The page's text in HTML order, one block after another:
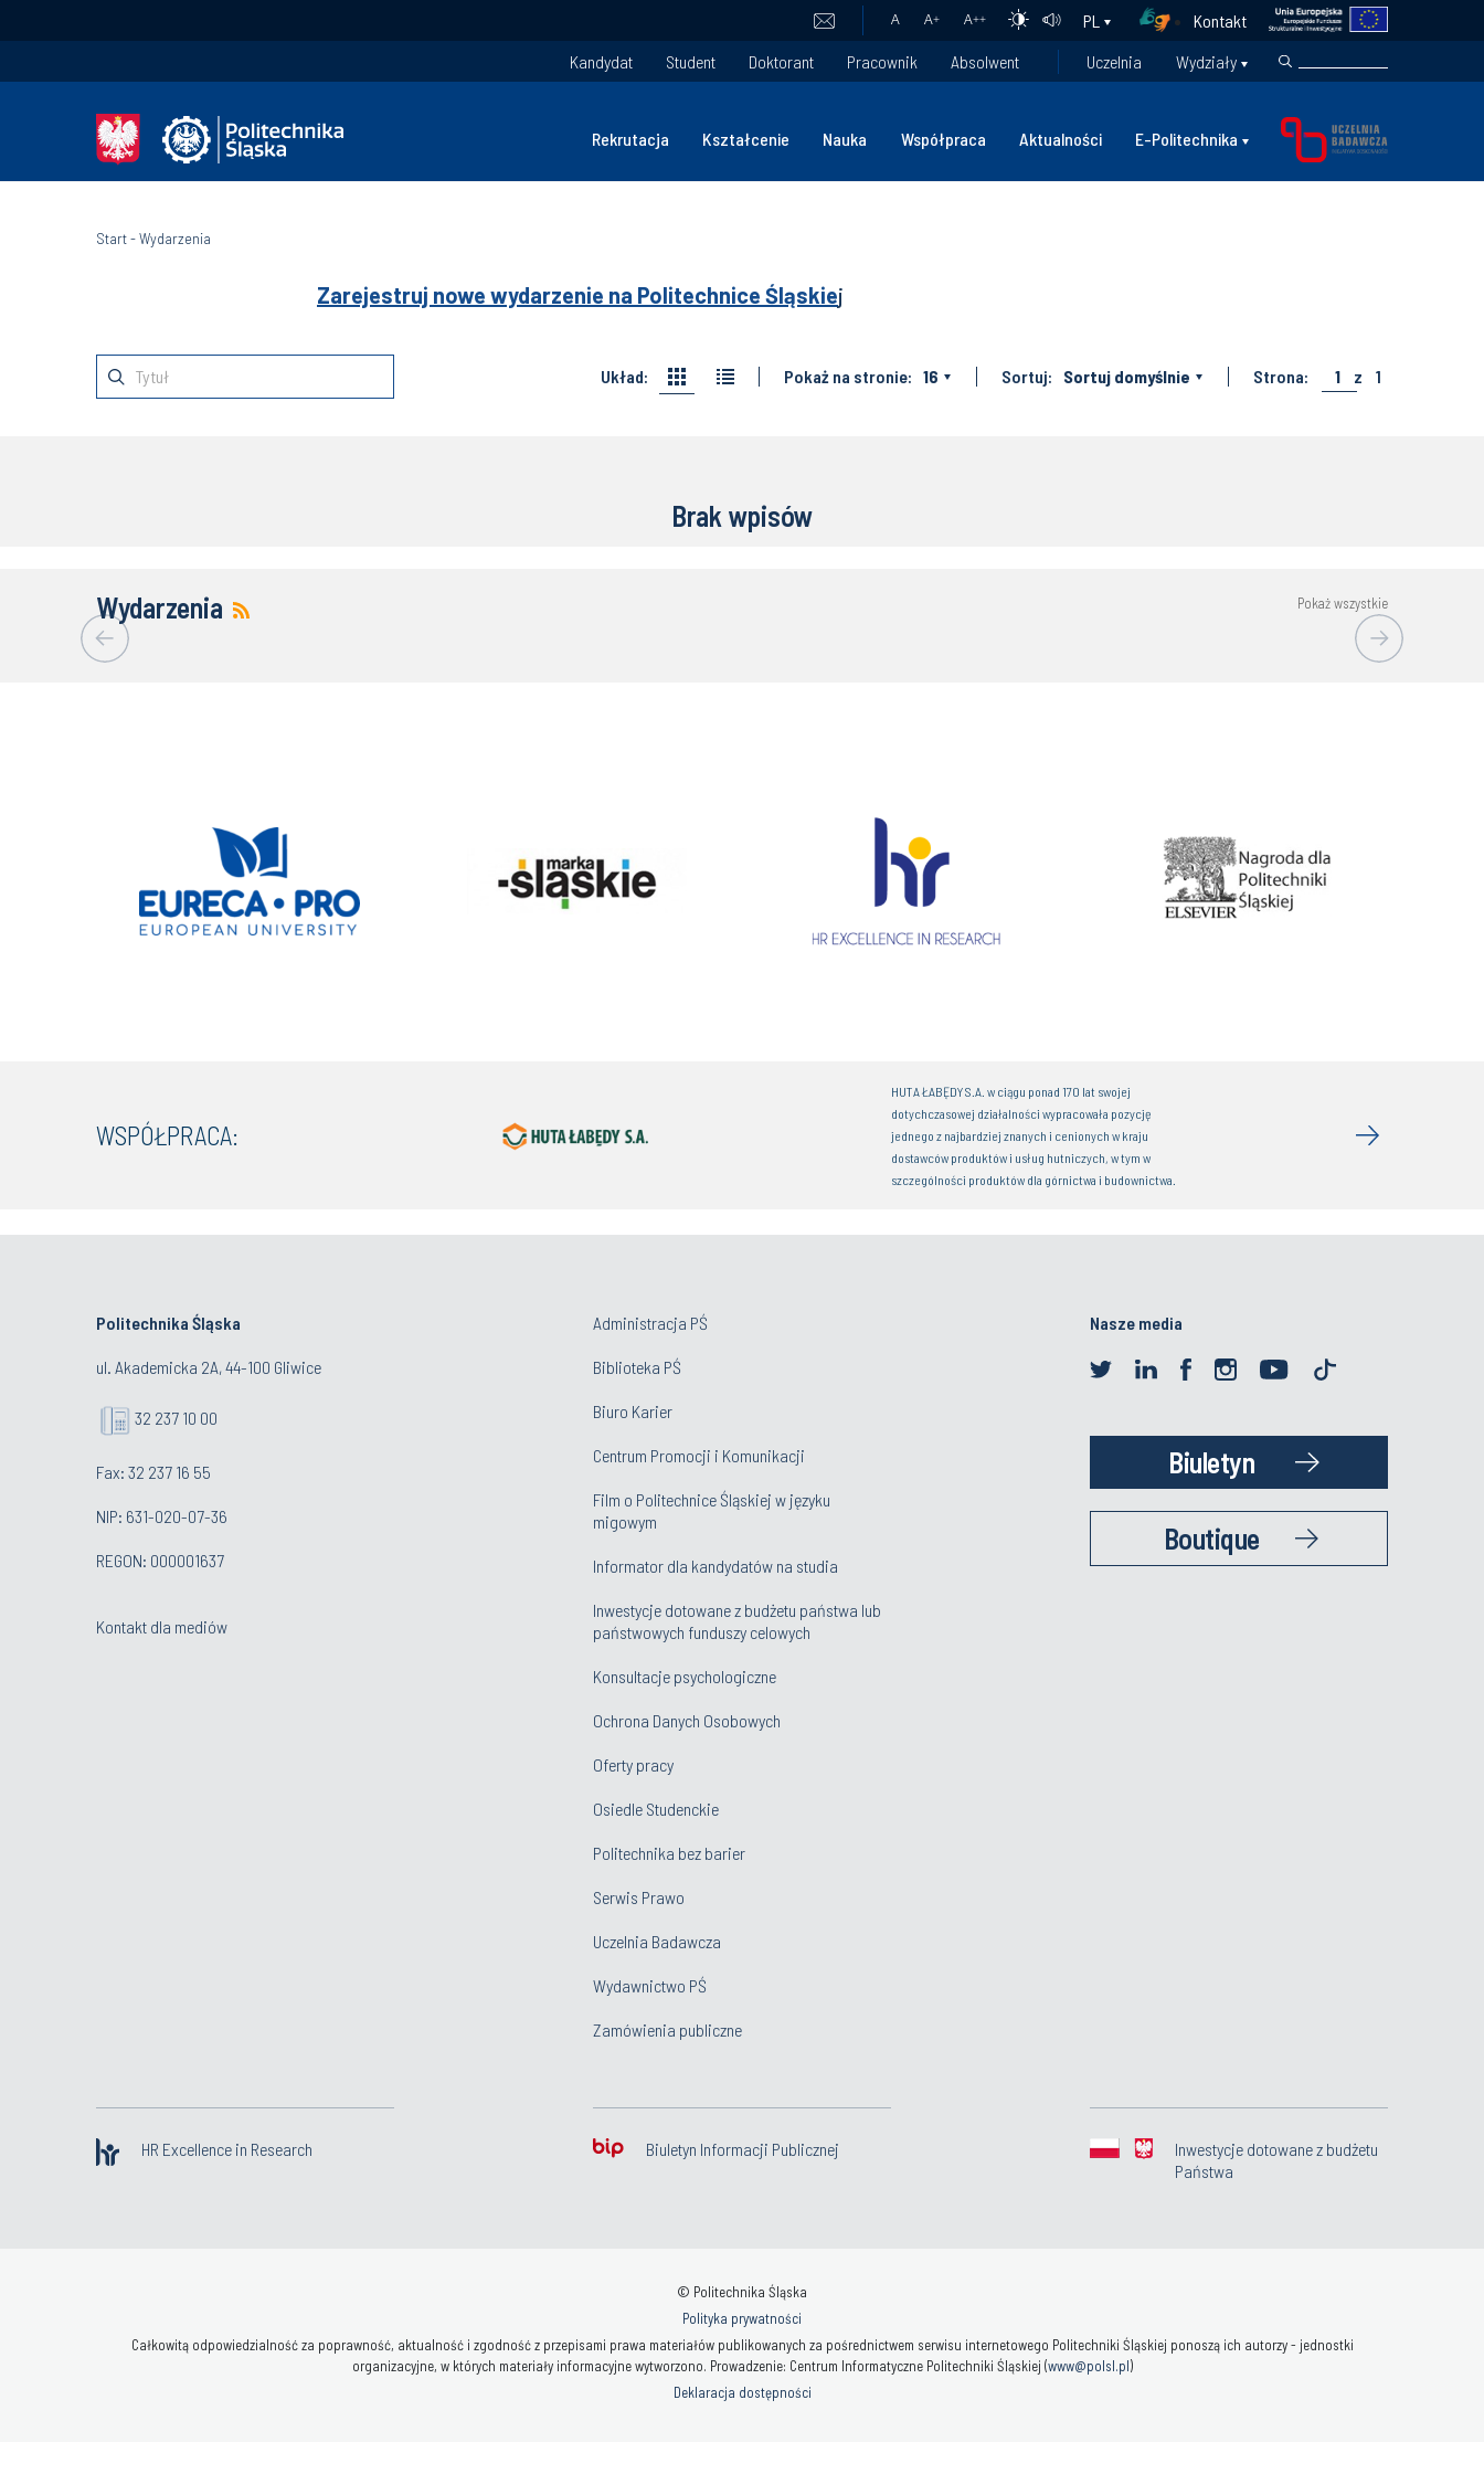
A A+ A++ PL
Kontakt
Kandydat
Student Doktorant Pracownik Absolwent Uczelnia Wydziały
Rekrutacja Kształcenie Nauka Współpraca Aktualności E-Politechnika
Start-Wydarzenia
Zarejestruj nowe wydarzenie na Politechnice Śląskiej
Układ: Pokaż na stronie: 16 Sortuj: Sortuj domyślnie Strona: 1 z 1
Brak wpisów
Wydarzenia Pokaż wszystkie
WSPÓŁPRACA:
HUTA ŁABĘDY S.A. w ciągu ponad 170 lat swojej
dotychczasowej działalności wypracowała pozycję
jednego z najbardziej znanych i cenionych w kraju
dostawców produktów i usług hutniczych, w tym w
szczególności produktów dla górnictwa i budownictwa.
Politechnika Śląska
ul. Akademicka 2A, 44-100 Gliwice
32 237 10 00
Fax: 32 237 16 55
NIP: 631-020-07-36
REGON: 000001637
Kontakt dla mediów
Administracja PŚ
Biblioteka PŚ
Biuro Karier
Centrum Promocji i Komunikacji
Film o Politechnice Śląskiej w języku
migowym
Informator dla kandydatów na studia
Inwestycje dotowane z budżetu państwa lub
państwowych funduszy celowych
Konsultacje psychologiczne
Ochrona Danych Osobowych
Oferty pracy
Osiedle Studenckie
Politechnika bez barier
Serwis Prawo
Uczelnia Badawcza
Wydawnictwo PŚ
Zamówienia publiczne
Nasze media
Biuletyn
Boutique
HR Excellence in Research Biuletyn Informacji Publicznej
Inwestycje dotowane z budżetu
Państwa
© Politechnika Śląska
Polityka prywatności
Całkowitą odpowiedzialność za poprawność, aktualność i zgodność z przepisami prawa materiałów publikowanych za pośrednictwem serwisu internetowego Politechniki Śląskiej ponoszą ich autorzy - jednostki
organizacyjne, w których materiały informacyjne wytworzono. Prowadzenie: Centrum Informatyczne Politechniki Śląskiej (www@polsl.pl)
Deklaracja dostępności